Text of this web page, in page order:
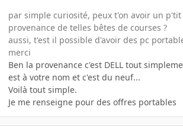
par simple curiosité, peux t'on avoir un
provenance de telles bêtes de courses ?
aussi, t'est il possible d'avoir des pc
merci
Ben la provenance c'est DELL tout
est à votre nom et c'est du neuf...
Voilà tout simple.
Je me renseigne pour des offres portables